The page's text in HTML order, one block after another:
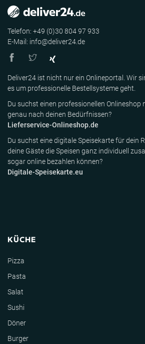
Telefon: +49 (0)30 804 97 933
E-Mail: info@deliver24.de
Deliver24 ist nicht nur ein Onlineportal. Wir
es um professionelle Bestellsysteme geht.
Du suchst einen professionellen Onlineshop
genau nach deinen Bedürfnissen?
Lieferservice-Onlineshop.de
Du suchst eine digitale Speisekarte für dein
deine Gäste die Speisen ganz individuell
sogar online bezahlen können?
Digitale-Speisekarte.eu
KÜCHE
Pizza
Pasta
Salat
Sushi
Döner
Burger